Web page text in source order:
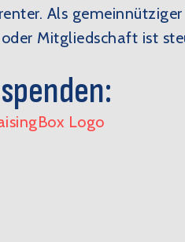
Als
oder Mitgliedschaft ist